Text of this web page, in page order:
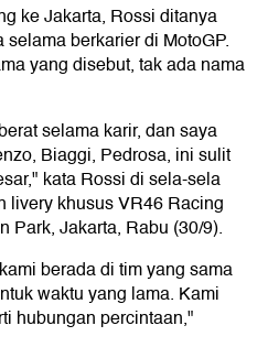
ke Jakarta, Rossi ditanya
berkarier di MotoGP.
yang disebut, tak ada nama
selama karir, dan saya
Biaggi, Pedrosa, ini sulit
kata Rossi di sela-sela
livery khusus VR46 Racing
Park, Jakarta, Rabu (30/9).
berada di tim yang sama
waktu yang lama. Kami
hubungan percintaan,"